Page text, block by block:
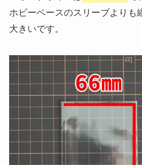
ホビーベースのスリーブよりも
大きいです。